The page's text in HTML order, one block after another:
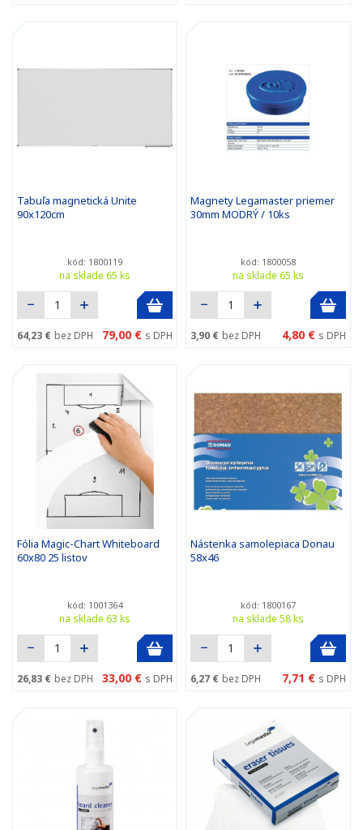
Tabuľa magnetická Unite
90x120cm
kód: 1800119
na sklade 65 ks
64,23 € bez DPH 79,00 € s DPH
Magnety Legamaster priemer
30mm MODRÝ / 10ks
kód: 1800058
na sklade 65 ks
3,90 € bez DPH 4,80 € s DPH
Fólia Magic-Chart Whiteboard
60x80 25 listov
kód: 1001364
na sklade 63 ks
26,83 € bez DPH 33,00 € s DPH
Nástenka samolepiaca Donau
58x46
kód: 1800167
na sklade 58 ks
6,27 € bez DPH 7,71 € s DPH